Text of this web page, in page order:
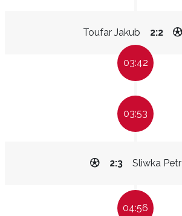
Toufar Jakub 2:2
03:42
03:53
Sliwka Petr
2:3
04:56